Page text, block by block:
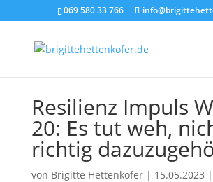
069 580 33 766
Resilienz Impuls
20: Es tut weh,
richtig
von Brigitte Hettenkofer| 15.05.2023 |